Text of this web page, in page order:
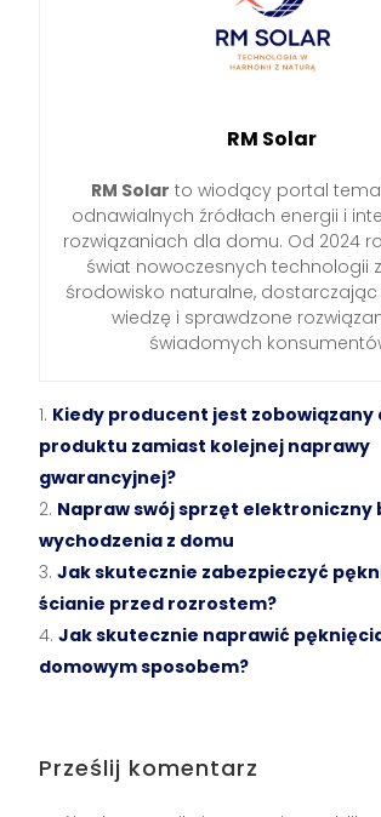
RM Solar
RM Solar to wiodący portal
odnawialnych źródłach energii i
rozwiązaniach dla domu. Od 2024
świat nowoczesnych technologii
środowisko naturalne,
wiedzę i sprawdzone
świadomych
Kiedy producent jest zobowiązany
produktu zamiast kolejnej naprawy
gwarancyjnej?
Napraw swój sprzęt elektroniczny
wychodzenia z domu
Jak skutecznie zabezpieczyć
ścianie przed rozrostem?
Jak skutecznie naprawić
domowym sposobem?
Prześlij komentarz